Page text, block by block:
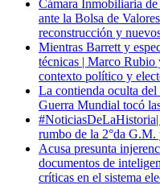
Cámara Inmobiliaria
ante la Bolsa de
reconstrucción y
Mientras Barrett y
técnicas | Marco
contexto político y
La contienda oculta
Guerra Mundial tocó
rumbo de la 2°da
Acusa presunta
documentos de
críticas en el sistema